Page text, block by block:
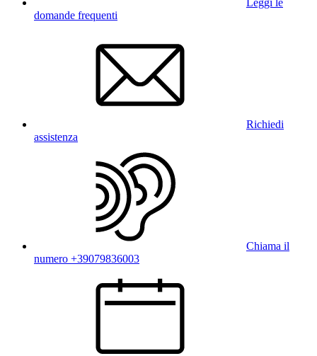
domande frequenti
Richiedi
assistenza
Chiama il
numero +39079836003